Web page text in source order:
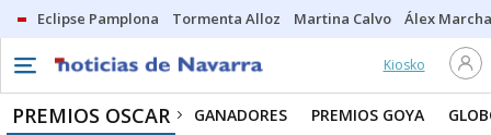
Eclipse Pamplona Tormenta Alloz Martina Calvo Álex
Kiosko
PREMIOS OSCAR GANADORES PREMIOS GOYA